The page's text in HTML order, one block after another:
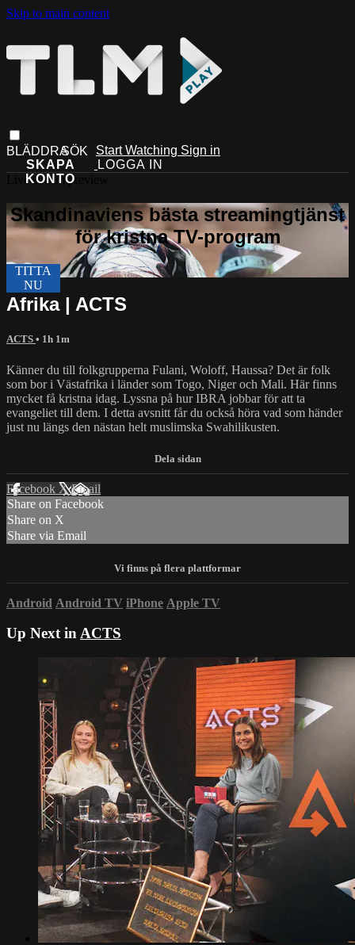
Skip to main content
Start Watching Sign in
Live stream preview
Afrika | ACTS
ACTS • 1h 1m
Känner du till folkgrupperna Fulani, Woloff, Haussa? Det är folk
som bor i Västafrika i länder som Togo, Niger och Mali. Här finns
mycket få kristna idag. Lyssna på hur IBRA jobbar för att ta
evangeliet till dem. I detta avsnitt får du också höra vad som händer
just nu längs den nästan helt muslimska Swahilikusten.
Facebook XEmail
Share on Facebook
Share on X
Share via Email
Android Android TV iPhone Apple TV
Up Next inACTS